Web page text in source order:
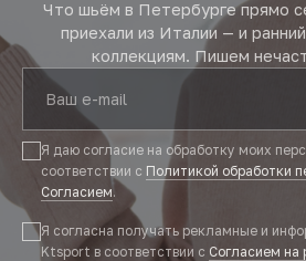
Что шьём в Петербурге прямо
приехали из Италии — и
коллекциям. Пишем
Я даю согласие на обработку моих
соответствии с Политикой обработки
Согласием.
Я согласна получать рекламные и
Ktsport в соответствии с Согласием